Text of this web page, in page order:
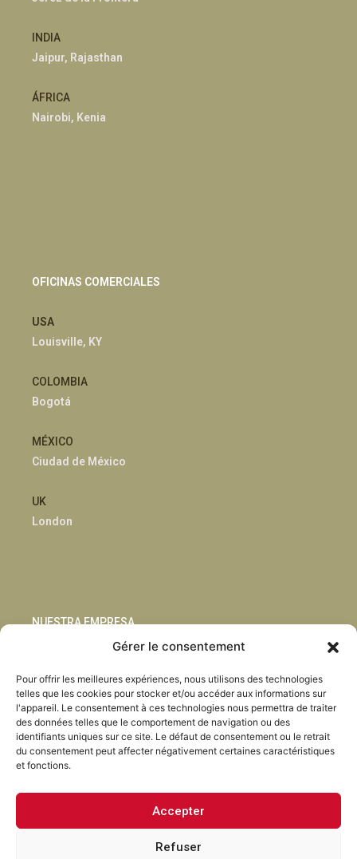
Gérer le consentement
Pour offrir les meilleures expériences, nous utilisons des technologies
telles que les cookies pour stocker et/ou accéder aux informations sur
l'appareil. Le consentement à ces technologies nous permettra de traiter
des données telles que le comportement de navigation ou des
identifiants uniques sur ce site. Le défaut de consentement ou le retrait
du consentement peut affecter négativement certaines caractéristiques
et fonctions.
Accepter
Refuser
INDIA
Jaipur, Rajasthan
ÁFRICA
Nairobi, Kenia
OFICINAS COMERCIALES
USA
Louisville, KY
COLOMBIA
Bogotá
MÉXICO
Ciudad de México
UK
London
NUESTRA EMPRESA
Innovación
Blog
Habla con nosotros